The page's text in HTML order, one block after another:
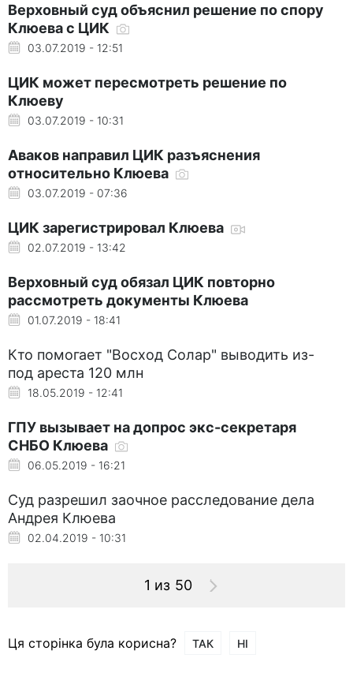
Верховный суд объяснил решение по спору
Клюева с ЦИК
03.07.2019 - 12:51
ЦИК может пересмотреть решение по
Клюеву
03.07.2019 - 10:31
Аваков направил ЦИК разъяснения
относительно Клюева
03.07.2019 - 07:36
ЦИК зарегистрировал Клюева
02.07.2019 - 13:42
Верховный суд обязал ЦИК повторно
рассмотреть документы Клюева
01.07.2019 - 18:41
Кто помогает "Восход Солар" выводить из-
под ареста 120 млн
18.05.2019 - 12:41
ГПУ вызывает на допрос экс-секретаря
СНБО Клюева
06.05.2019 - 16:21
Суд разрешил заочное расследование дела
Андрея Клюева
02.04.2019 - 10:31
1 из 50
Ця сторінка була корисна? ТАК НІ